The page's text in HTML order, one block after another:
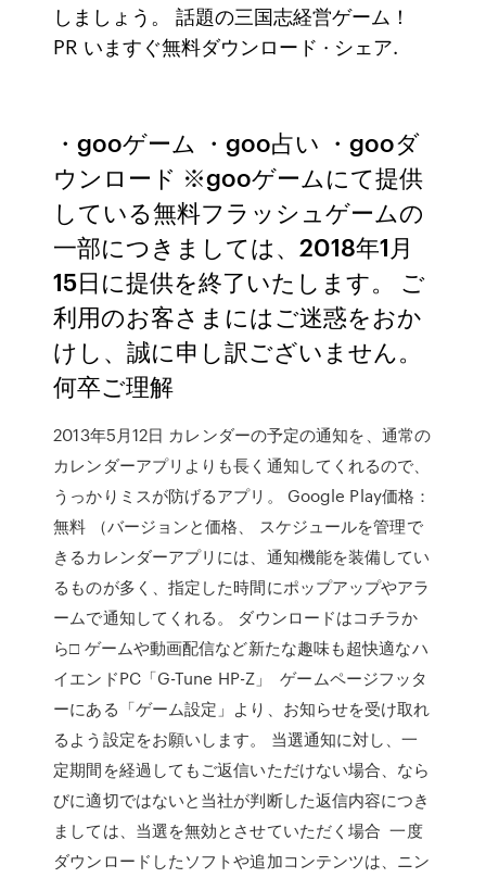
しましょう。 話題の三国志経営ゲーム！
PR いますぐ無料ダウンロード · シェア.
・gooゲーム ・goo占い ・gooダ
ウンロード ※gooゲームにて提供
している無料フラッシュゲームの
一部につきましては、2018年1月
15日に提供を終了いたします。 ご
利用のお客さまにはご迷惑をおか
けし、誠に申し訳ございません。
何卒ご理解
2013年5月12日 カレンダーの予定の通知を、通常の
カレンダーアプリよりも長く通知してくれるので、
うっかりミスが防げるアプリ。 Google Play価格：
無料 （バージョンと価格、 スケジュールを管理で
きるカレンダーアプリには、通知機能を装備してい
るものが多く、指定した時間にポップアップやアラ
ームで通知してくれる。 ダウンロードはコチラか
ら□ ゲームや動画配信など新たな趣味も超快適なハ
イエンドPC「G-Tune HP-Z」 ゲームページフッタ
ーにある「ゲーム設定」より、お知らせを受け取れ
るよう設定をお願いします。 当選通知に対し、一
定期間を経過してもご返信いただけない場合、なら
びに適切ではないと当社が判断した返信内容につき
ましては、当選を無効とさせていただく場合 一度
ダウンロードしたソフトや追加コンテンツは、ニン